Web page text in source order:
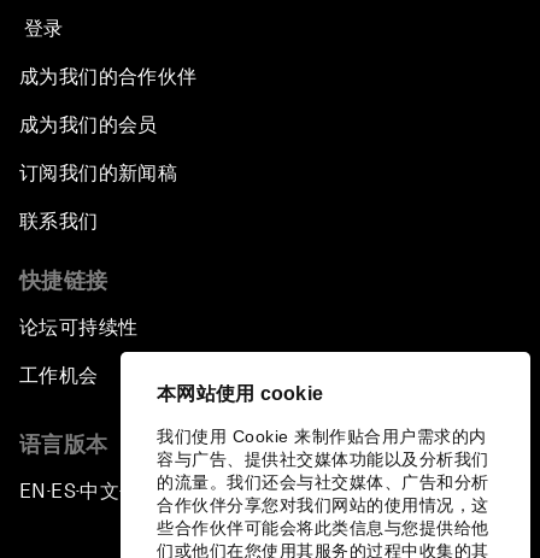
本网站使用 cookie
我们使用 Cookie 来制作贴合用户需求的内
容与广告、提供社交媒体功能以及分析我们
的流量。我们还会与社交媒体、广告和分析
合作伙伴分享您对我们网站的使用情况，这
些合作伙伴可能会将此类信息与您提供给他
们或他们在您使用其服务的过程中收集的其
登录
成为我们的合作伙伴
成为我们的会员
订阅我们的新闻稿
联系我们
快捷链接
论坛可持续性
工作机会
语言版本
EN ▪ES▪中文▪ 日本語